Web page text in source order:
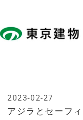
アジラとセーフ
2023-02-27